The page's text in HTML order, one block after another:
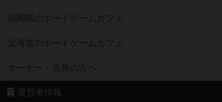
福岡県のボードゲームカフェ
北海道のボードゲームカフェ
オーナー・店長の方へ
運営者情報